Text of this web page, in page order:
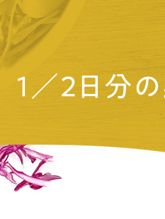
１／２日分